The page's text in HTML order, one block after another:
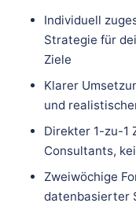
Individuell
Strategie für
Ziele
Klarer
und
Direkter 1-zu-1
Consultants,
Zweiwöchige
datenbasierter